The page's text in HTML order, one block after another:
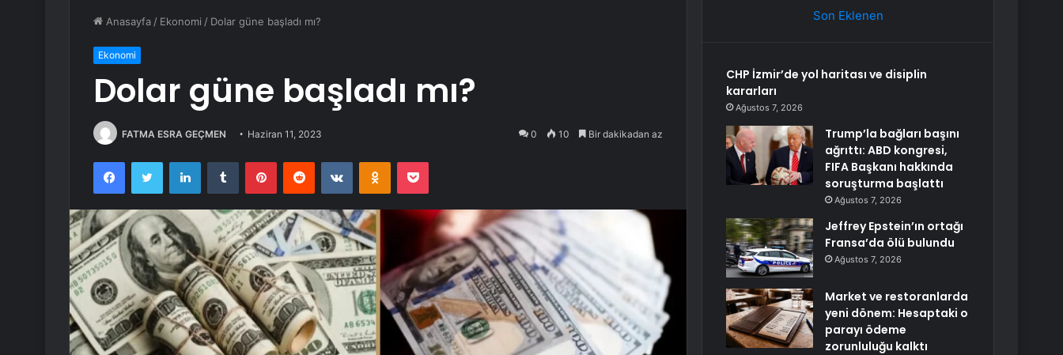
Anasayfa / Ekonomi / Dolar güne başladı mı?
Ekonomi
Dolar güne başladı mı?
FATMA ESRA GEÇMEN Haziran 11, 2023 0 10 Bir dakikadan az
FacebookTwitter LinkedInTumblr PinterestReddit VKontakteOdnoklassniki
Pocket
Son Eklenen
CHP İzmir’de yol haritası ve disiplin
kararları
Ağustos 7, 2026
Trump’la bağları başını
ağrıttı: ABD kongresi,
FIFA Başkanı hakkında
soruşturma başlattı
Ağustos 7, 2026
Jeffrey Epstein’ın ortağı
Fransa’da ölü bulundu
Ağustos 7, 2026
Market ve restoranlarda
yeni dönem: Hesaptaki o
parayı ödeme
zorunluluğu kalktı